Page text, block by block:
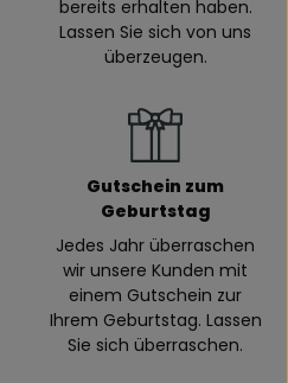
bereits erhalten haben.
Lassen Sie sich von uns
überzeugen.
Gutschein zum
Geburtstag
Jedes Jahr überraschen
wir unsere Kunden mit
einem Gutschein zur
Ihrem Geburtstag. Lassen
Sie sich überraschen.